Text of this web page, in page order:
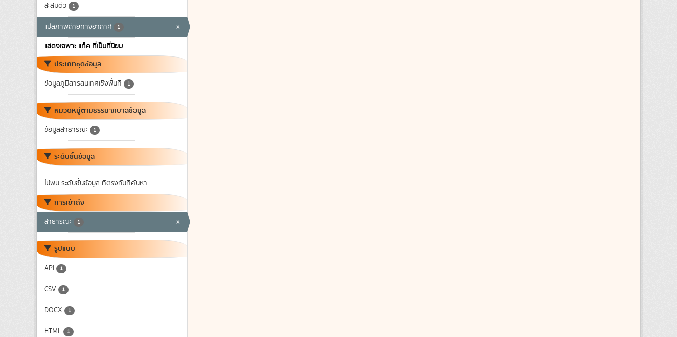
สะสมตัว 1
แปลภาพถ่ายทางอากาศ 1
x
แสดงเฉพาะ แท็ค ที่เป็นที่นิยม
ประเภทชุดข้อมูล
ข้อมูลภูมิสารสนเทศเชิงพื้นที่ 1
หมวดหมู่ตามธรรมาภิบาลข้อมูล
ข้อมูลสาธารณะ 1
ระดับชั้นข้อมูล
ไม่พบ ระดับชั้นข้อมูล ที่ตรงกับที่ค้นหา
การเข้าถึง
สาธารณะ 1 x
รูปแบบ
API 1
CSV 1
DOCX 1
HTML 1